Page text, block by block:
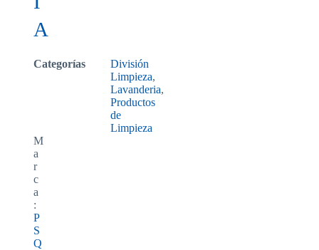
A
Categorías
División
Limpieza,
Lavanderia,
Productos
de
Limpieza
M
a
r
c
a
:
P
S
Q